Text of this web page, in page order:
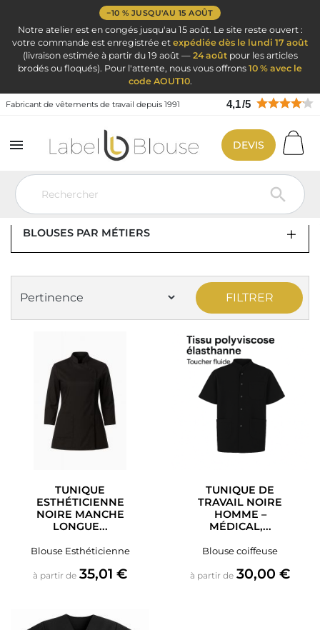
−10 % JUSQU'AU 15 AOÛT
Notre atelier est en congés jusqu'au 15 août. Le site reste ouvert :
votre commande est enregistrée et expédiée dès le lundi 17 août
(livraison estimée à partir du 19 août — 24 aoûtpour les articles
brodés ou floqués). Pour l'attente, nous vous offrons 10 % avec le
code AOUT10.
Fabricant de vêtements de travail depuis 1991 4,1/5


DEVIS
Vêtement de travail Blouse de travail par métier Blouse coiffeuse
BLOUSE COIFFEUSE
BLOUSES PAR MÉTIERS
FILTRER
TUNIQUE
ESTHÉTICIENNE
NOIRE MANCHE
LONGUE...
Blouse Esthéticienne
à partir de Prix
35,01 €
TUNIQUE DE
TRAVAIL NOIRE
HOMME –
MÉDICAL,...
Blouse coiffeuse
à partir de Prix
30,00 €